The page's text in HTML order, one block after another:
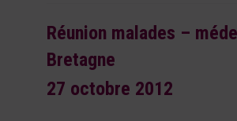
Réunion malades –
Bretagne
27 octobre 2012